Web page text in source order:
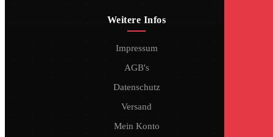
Weitere Infos
Impressum
AGB's
Datenschutz
Versand
Mein Konto